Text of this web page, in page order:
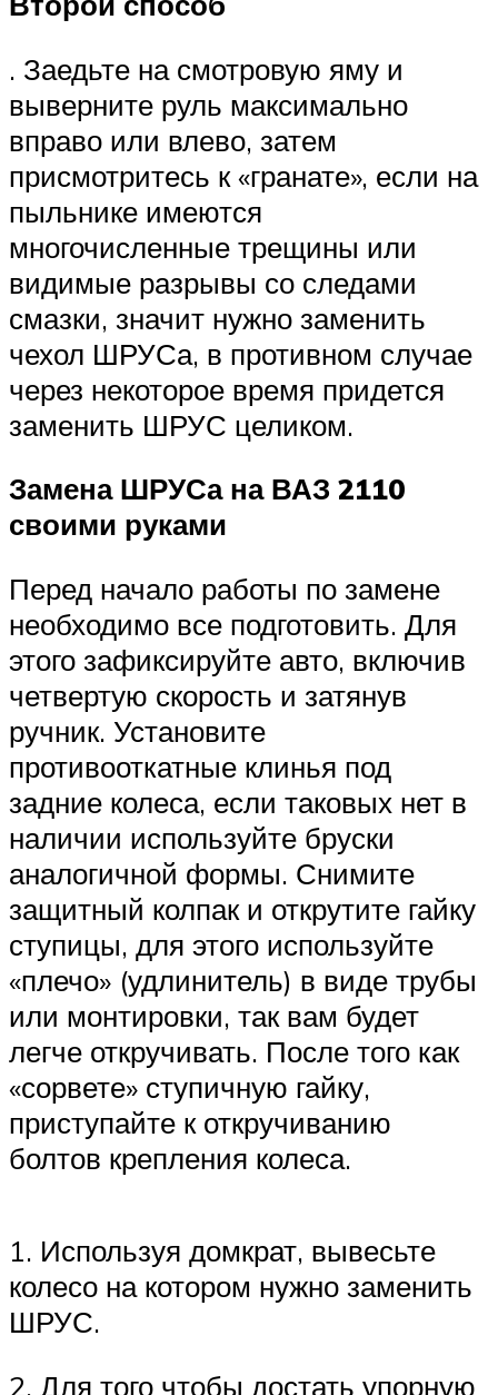
. Заедьте на смотровую яму и
выверните руль максимально
вправо или влево, затем
присмотритесь к «гранате», если на
пыльнике имеются
многочисленные трещины или
видимые разрывы со следами
смазки, значит нужно заменить
чехол ШРУСа, в противном случае
через некоторое время придется
заменить ШРУС целиком.
Замена ШРУСа на ВАЗ 2110
своими руками
Перед начало работы по замене
необходимо все подготовить. Для
этого зафиксируйте авто, включив
четвертую скорость и затянув
ручник. Установите
противооткатные клинья под
задние колеса, если таковых нет в
наличии используйте бруски
аналогичной формы. Снимите
защитный колпак и открутите гайку
ступицы, для этого используйте
«плечо» (удлинитель) в виде трубы
или монтировки, так вам будет
легче откручивать. После того как
«сорвете» ступичную гайку,
приступайте к откручиванию
болтов крепления колеса.
1. Используя домкрат, вывесьте
колесо на котором нужно заменить
ШРУС.
2. Для того чтобы достать упорную